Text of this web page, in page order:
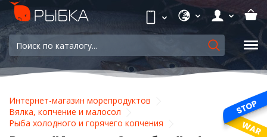
Интернет-магазин морепродуктов
Вялка, копчение и малосол
Рыба холодного и горячего копчения